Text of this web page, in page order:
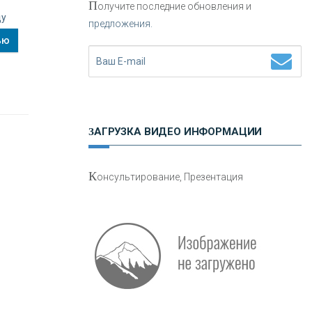
Нетворкинг для предпринимателей
авто
Получите последние обновления и
предложения.
ЗАГРУЗКА ВИДЕО ИНФОРМАЦИИ
Консультирование, Презентация